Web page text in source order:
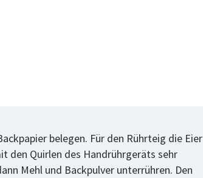
belegen. Für den Rührteig die Eier
den Quirlen des Handrührgeräts sehr
Mehl und Backpulver unterrühren. Den